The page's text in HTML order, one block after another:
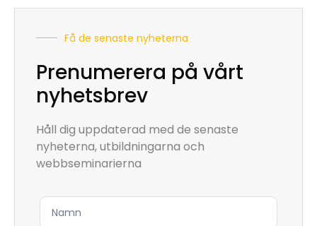
Få de senaste nyheterna
Prenumerera på vårt
nyhetsbrev
Håll dig uppdaterad med de senaste
nyheterna, utbildningarna och
webbseminarierna